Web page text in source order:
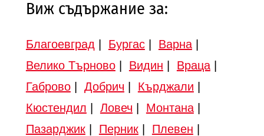
Виж съдържание за:
Благоевград Бургас| Варна|
Велико Търново| Видин Враца|
Габрово| Добрич Кърджали
Кюстендил
Ловеч Монтана|
Пазарджик| Перник| Плевен